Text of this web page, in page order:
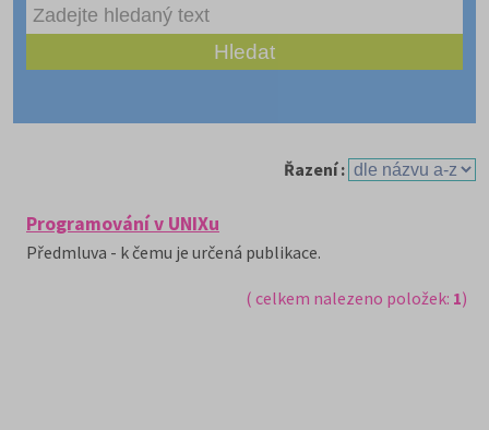
Řazení :
Programování v UNIXu
Předmluva - k čemu je určená publikace.
( celkem nalezeno položek: 1)